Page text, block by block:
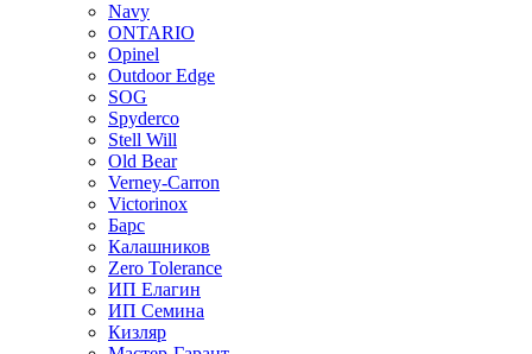
Navy
ONTARIO
Opinel
Outdoor Edge
SOG
Spyderco
Stell Will
Old Bear
Verney-Carron
Victorinox
Барс
Калашников
Zero Tolerance
ИП Елагин
ИП Семина
Кизляр